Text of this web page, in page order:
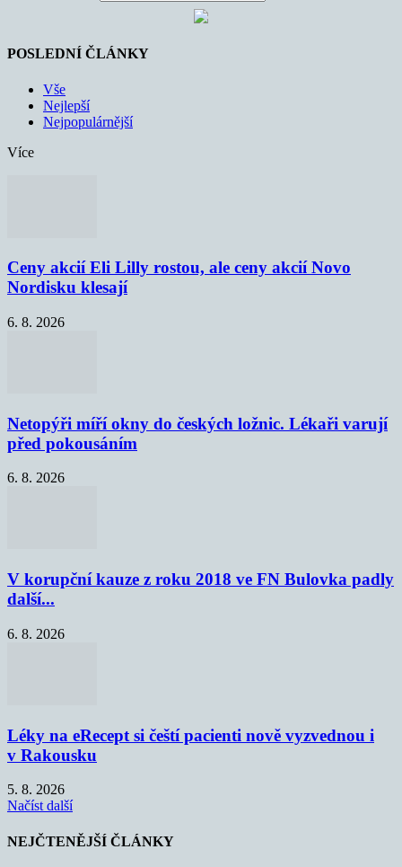
POSLEDNÍ ČLÁNKY
Vše
Nejlepší
Nejpopulárnější
Více
Ceny akcií Eli Lilly rostou, ale ceny akcií Novo
Nordisku klesají
6. 8. 2026
Netopýři míří okny do českých ložnic. Lékaři varují
před pokousáním
6. 8. 2026
V korupční kauze z roku 2018 ve FN Bulovka padly
další...
6. 8. 2026
Léky na eRecept si čeští pacienti nově vyzvednou i
v Rakousku
5. 8. 2026
Načíst další
NEJČTENĚJŠÍ ČLÁNKY